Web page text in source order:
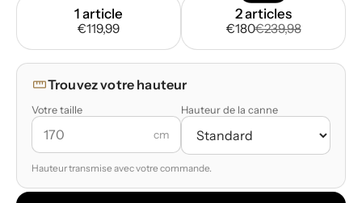
1 article
€119,99
2 articles
€180€239,98
Trouvez votre hauteur
Votre taille
cm
Hauteur de la canne
Hauteur transmise avec votre commande.